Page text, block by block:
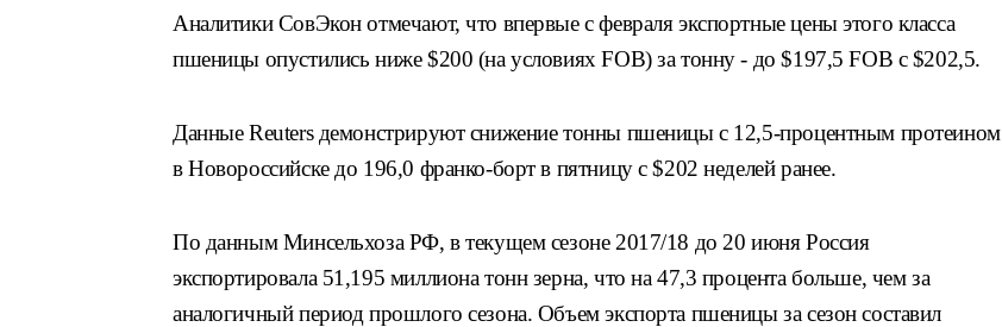
Аналитики СовЭкон отмечают, что впервые с февраля экспортные цены этого класса
пшеницы опустились ниже $200 (на условиях FOB) за тонну - до $197,5 FOB с $202,5.
Данные Reuters демонстрируют снижение тонны пшеницы с 12,5-процентным протеином
в Новороссийске до 196,0 франко-борт в пятницу с $202 неделей ранее.
По данным Минсельхоза РФ, в текущем сезоне 2017/18 до 20 июня Россия
экспортировала 51,195 миллиона тонн зерна, что на 47,3 процента больше, чем за
аналогичный период прошлого сезона. Объем экспорта пшеницы за сезон составил